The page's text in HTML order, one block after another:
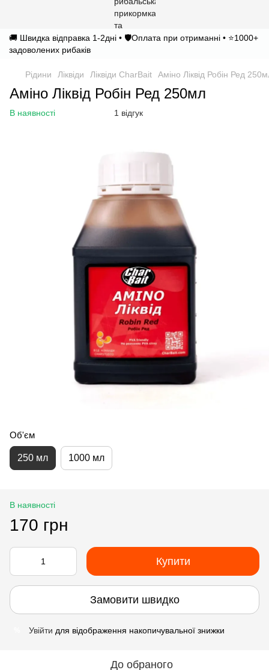
🚚 Швидка відправка 1-2дні • 🛡️Оплата при отриманні • ⭐1000+
задоволених рибаків
Рідини Ліквіди Ліквіди CharBait Аміно Ліквід Робін Ред
Аміно Ліквід Робін Ред 250мл
В наявності 1 відгук
Об'єм
250 мл 1000 мл
В наявності
170 грн
Купити
Замовити швидко
Увійти для відображення накопичувальної знижки
До обраного